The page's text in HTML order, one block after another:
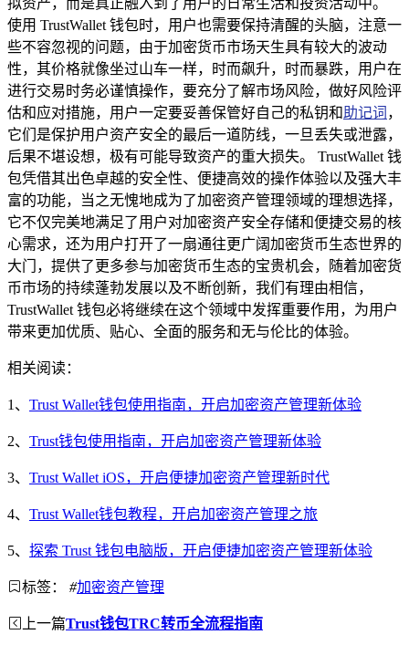
使用 TrustWallet 钱包时，用户也需要保持清醒的头脑，注意一
些不容忽视的问题，由于加密货币市场天生具有较大的波动
性，其价格就像坐过山车一样，时而飙升，时而暴跌，用户在
进行交易时务必谨慎操作，要充分了解市场风险，做好风险评
估和应对措施，用户一定要妥善保管好自己的私钥和助记词 ，
它们是保护用户资产安全的最后一道防线，一旦丢失或泄露，
后果不堪设想，极有可能导致资产的重大损失。 TrustWallet 钱
包凭借其出色卓越的安全性、便捷高效的操作体验以及强大丰
富的功能，当之无愧地成为了加密资产管理领域的理想选择，
它不仅完美地满足了用户对加密资产安全存储和便捷交易的核
心需求，还为用户打开了一扇通往更广阔加密货币生态世界的
大门，提供了更多参与加密货币生态的宝贵机会，随着加密货
币市场的持续蓬勃发展以及不断创新，我们有理由相信，
TrustWallet 钱包必将继续在这个领域中发挥重要作用，为用户
带来更加优质、贴心、全面的服务和无与伦比的体验。
相关阅读：
1、 Trust Wallet钱包使用指南，开启加密资产管理新体验
2、 Trust钱包使用指南，开启加密资产管理新体验
3、 Trust Wallet iOS，开启便捷加密资产管理新时代
4、 Trust Wallet钱包教程，开启加密资产管理之旅
5、 探索 Trust 钱包电脑版，开启便捷加密资产管理新体验
标签： #加密资产管理
上一篇Trust钱包TRC转币全流程指南